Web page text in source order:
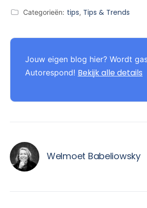
Categorieën: tips, Tips & Trends
Jouw eigen blog hier? Wordt
Autorespond! Bekijk alle details
Welmoet Babeliowsky